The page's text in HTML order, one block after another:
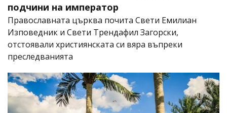
подчини на император
Православната църква почита Свети Емилиан
Изповедник и Свети Трендафил Загорски,
отстоявали християнската си вяра въпреки
преследванията